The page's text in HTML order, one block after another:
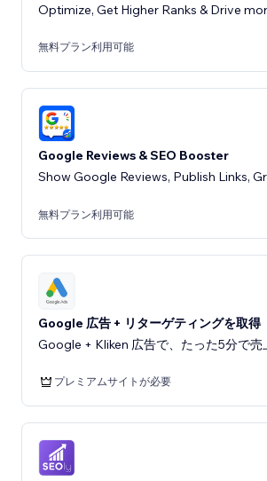
Optimize, Get Higher Ranks & Drive
無料プラン利用可能
Google Reviews & SEO Booster
Show Google Reviews, Publish Links,
無料プラン利用可能
Google 広告 + リターゲティングを取得
Google + Kliken 広告で、たった5分で売
プレミアムサイトが必要